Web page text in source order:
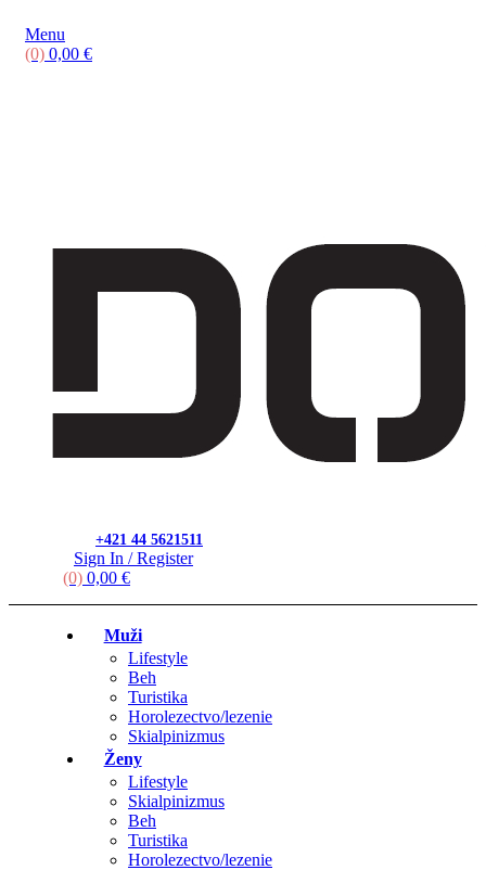
Menu
(0) 0,00 €
+421 44 5621511
Sign In / Register
(0) 0,00 €
Muži
Lifestyle
Beh
Turistika
Horolezectvo/lezenie
Skialpinizmus
Ženy
Lifestyle
Skialpinizmus
Beh
Turistika
Horolezectvo/lezenie